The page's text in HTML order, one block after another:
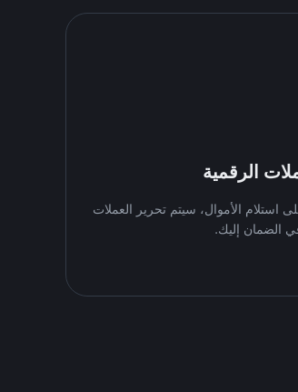
استلام الأموال، سيتم تحرير العملات
الضمان إليك.